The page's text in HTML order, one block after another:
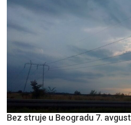
Bez struje u Beogradu 7. avgust